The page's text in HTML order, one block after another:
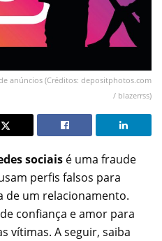
anúncios (Créditos: depositphotos.com
/ blazerrss)
sociais é uma fraude
perfis falsos para
de um relacionamento.
confiança e amor para
vítimas. A seguir, saiba